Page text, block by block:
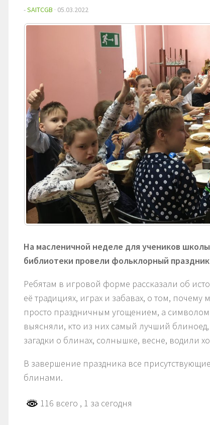
-SAITCGB · 05.03.2022
На масленичной неделе для учеников
библиотеки провели фольклорный
Ребятам в игровой форме рассказали об
её традициях, играх и забавах, о том,
просто праздничным угощением, а символом
выясняли, кто из них самый лучший блиноед,
загадки о блинах, солнышке, весне, водили
В завершение праздника все
блинами.
116 всего , 1 за сегодня